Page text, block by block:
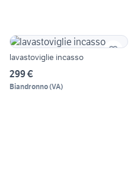
lavastoviglie incasso
299 €
Biandronno(VA)